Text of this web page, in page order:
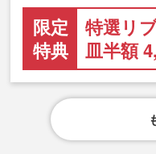
限定
特典
特選リ
皿半額